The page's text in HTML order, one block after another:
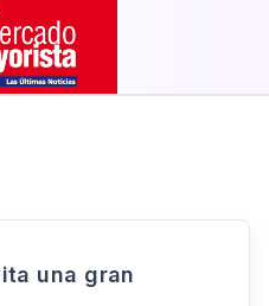
una gran